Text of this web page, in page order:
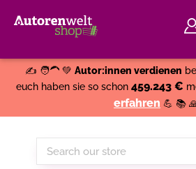
✍️ 🧑‍🦱 💚 Autor:innen verdienen
euch haben sie so schon 459.243 €
erfahren 💪 📚
Search
our